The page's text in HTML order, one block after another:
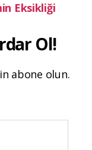
Eksikliği
Ol!
abone olun.